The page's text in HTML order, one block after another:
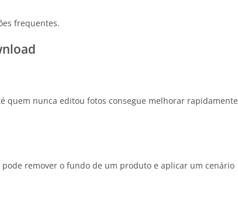
frequentes.
quem nunca editou fotos consegue melhorar rapidamente
remover o fundo de um produto e aplicar um cenário